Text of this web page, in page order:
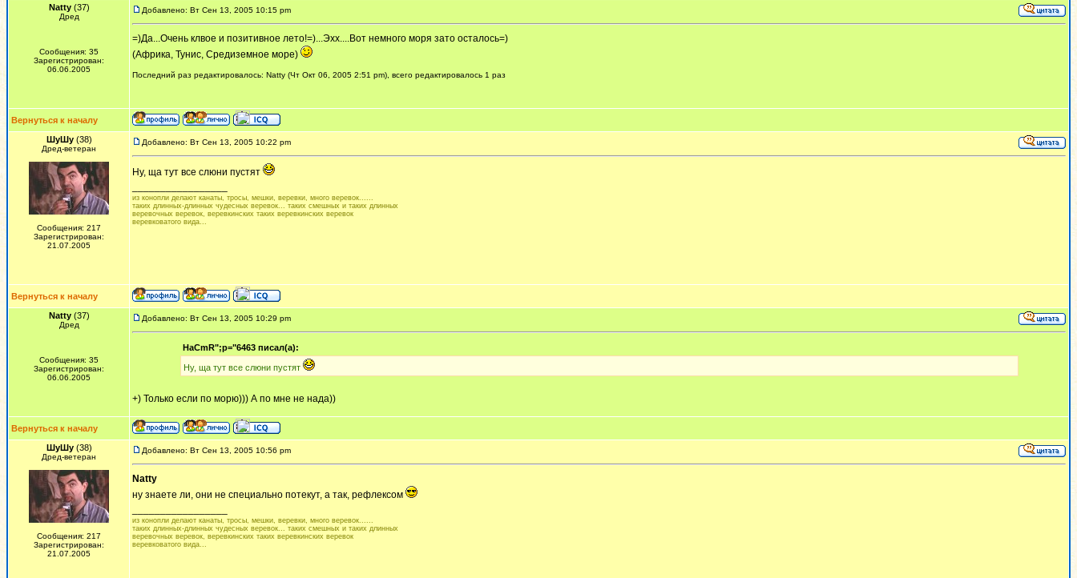
Natty(37)
Дред
Сообщения: 35
Зарегистрирован:
06.06.2005
Добавлено: Вт Сен 13, 2005 10:15 pm
=)Да...Очень клвое и позитивное лето!=)...Эхх....Вот немного моря зато осталось=)
(Африка, Тунис, Средиземное море)
Последний раз редактировалось: Natty (Чт Окт 06, 2005 2:51 pm), всего редактировалось 1 раз
Вернуться к началу
ШуШу(38)
Дред-ветеран
Сообщения: 217
Зарегистрирован:
21.07.2005
Добавлено: Вт Сен 13, 2005 10:22 pm
Ну, ща тут все слюни пустят
из конопли делают канаты, тросы, мешки, веревки, много веревок......
таких длинных-длинных чудесных веревок... таких смешных и таких длинных
веревочных веревок, веревкинских таких веревкинских веревок
веревковатого вида...
Вернуться к началу
Natty(37)
Дред
Сообщения: 35
Зарегистрирован:
06.06.2005
Добавлено: Вт Сен 13, 2005 10:29 pm
HaCmR";p="6463 писал(а):
Ну, ща тут все слюни пустят
+) Только если по морю))) А по мне не нада))
Вернуться к началу
ШуШу(38)
Дред-ветеран
Сообщения: 217
Зарегистрирован:
21.07.2005
Добавлено: Вт Сен 13, 2005 10:56 pm
Natty
ну знаете ли, они не специально потекут, а так, рефлексом
из конопли делают канаты, тросы, мешки, веревки, много веревок......
таких длинных-длинных чудесных веревок... таких смешных и таких длинных
веревочных веревок, веревкинских таких веревкинских веревок
веревковатого вида...